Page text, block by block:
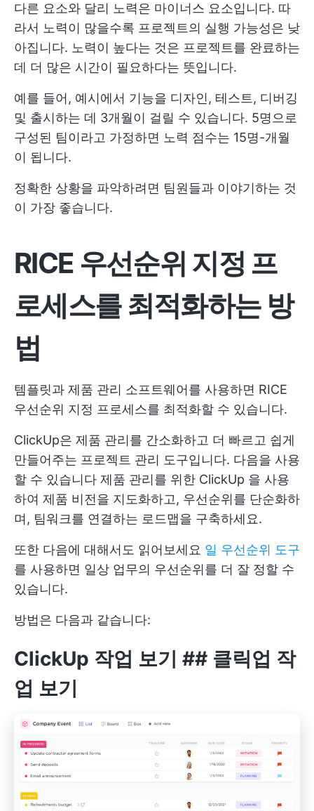
다른 요소와 달리 노력은 마이너스 요소입니다. 따
라서 노력이 많을수록 프로젝트의 실행 가능성은 낮
아집니다. 노력이 높다는 것은 프로젝트를 완료하는
데 더 많은 시간이 필요하다는 뜻입니다.
예를 들어, 예시에서 기능을 디자인, 테스트, 디버깅
및 출시하는 데 3개월이 걸릴 수 있습니다. 5명으로
구성된 팀이라고 가정하면 노력 점수는 15명-개월
이 됩니다.
정확한 상황을 파악하려면 팀원들과 이야기하는 것
이 가장 좋습니다.
RICE 우선순위 지정 프
로세스를 최적화하는 방
법
템플릿과 제품 관리 소프트웨어를 사용하면 RICE
우선순위 지정 프로세스를 최적화할 수 있습니다.
ClickUp은 제품 관리를 간소화하고 더 빠르고 쉽게
만들어주는 프로젝트 관리 도구입니다. 다음을 사용
할 수 있습니다 제품 관리를 위한 ClickUp 을 사용
하여 제품 비전을 지도화하고, 우선순위를 단순화하
며, 팀워크를 연결하는 로드맵을 구축하세요.
또한 다음에 대해서도 읽어보세요 일 우선순위 도구
를 사용하면 일상 업무의 우선순위를 더 잘 정할 수
있습니다.
방법은 다음과 같습니다:
ClickUp 작업 보기 ## 클릭업 작
업 보기